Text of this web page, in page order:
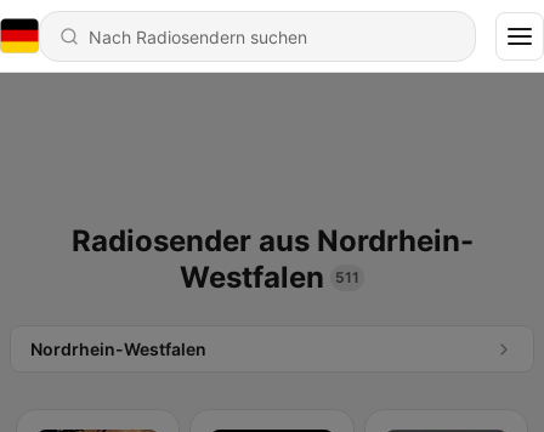
Radiosender aus Nordrhein-
Westfalen
511
Nordrhein-Westfalen